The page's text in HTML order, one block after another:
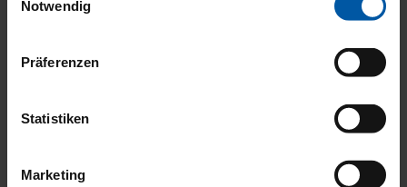
Notwendig
Präferenzen
Statistiken
Marketing